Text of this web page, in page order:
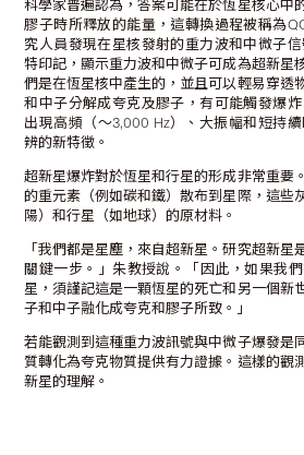
科學家普遍認為，答案可能在於恆星核心中
膠子時所釋放的能量，這轉換過程被稱為
究人員發現在星核發射的重力波和中微子
特印記，顯示重力波和中微子可成為超新星
們是在恆星核中產生的，並且可以輕易穿透
和中子分解成夸克及膠子，有可能觸發爆
出現高頻（〜3,000 Hz）、大振幅和短持
辨的新特徵。
超新星爆炸對於恆星和行星的形成非常重要
的重元素（例如碳和鐵）散布到星際，這些
陽）和行星（如地球）的原材料。
「我們都是星塵，來自超新星。研究超新星
關鍵一步。」朱教授說。「因此，如果我
星，須謹記這是一顆恆星的死亡和另一個新
子和中子融化成夸克和膠子所致。」
若能觀測到這種重力波訊號與中微子爆發是
質轉化為夸克物質提供有力證據。這樣的觀
新星的理解。